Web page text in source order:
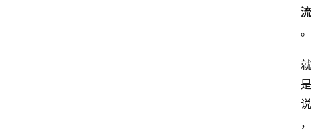
流
。
就
是
说
，